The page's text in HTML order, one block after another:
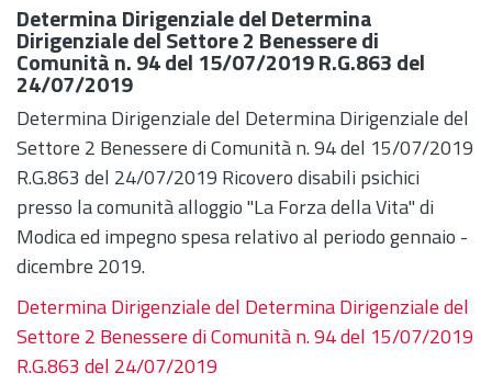
Determina Dirigenziale del Determina
Dirigenziale del Settore 2 Benessere di
Comunità n. 94 del 15/07/2019 R.G.863 del
24/07/2019
Determina Dirigenziale del Determina Dirigenziale del
Settore 2 Benessere di Comunità n. 94 del 15/07/2019
R.G.863 del 24/07/2019 Ricovero disabili psichici
presso la comunità alloggio "La Forza della Vita" di
Modica ed impegno spesa relativo al periodo gennaio -
dicembre 2019.
Determina Dirigenziale del Determina Dirigenziale del
Settore 2 Benessere di Comunità n. 94 del 15/07/2019
R.G.863 del 24/07/2019